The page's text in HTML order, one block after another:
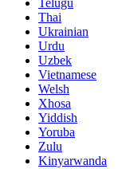
Telugu
Thai
Ukrainian
Urdu
Uzbek
Vietnamese
Welsh
Xhosa
Yiddish
Yoruba
Zulu
Kinyarwanda